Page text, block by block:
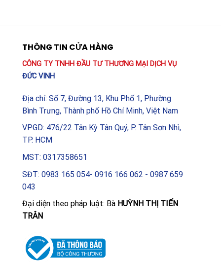
THÔNG TIN CỬA HÀNG
CÔNG TY TNHH ĐẦU TƯ THƯƠNG MẠI DỊCH VỤ
ĐỨC VINH
Địa chỉ: Số 7, Đường 13, Khu Phố 1, Phường
Bình Trưng, Thành phố Hồ Chí Minh, Việt Nam
VPGD: 476/22 Tân Kỳ Tân Quý, P. Tân Sơn Nhì,
TP. HCM
MST: 0317358651
SĐT: 0983 165 054- 0916 166 062 - 0987 659
043
Đại diện theo pháp luật: Bà HUỲNH THỊ TIẾN
TRÂN